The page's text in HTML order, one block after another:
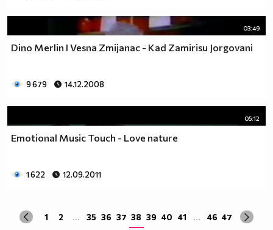
03:49
Dino Merlin I Vesna Zmijanac - Kad Zamirisu Jorgovani
9 679 14.12.2008
05:12
Emotional Music Touch - Love nature
1 622 12.09.2011
1 2 ... 35 36 37 38 39 40 41 ... 46 47